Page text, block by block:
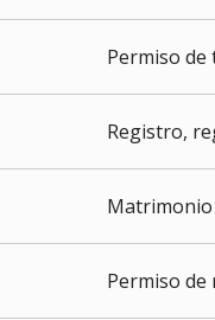
Permiso
Registro,
Permiso